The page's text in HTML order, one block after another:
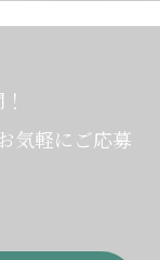
気軽にご応募